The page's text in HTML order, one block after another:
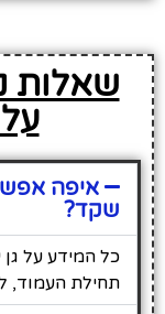
שאלות
איפה אפשר
שקד?
כל המידע על
תחילת העמוד,